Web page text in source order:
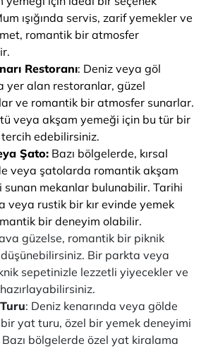
ışığında servis, zarif yemekler ve
romantik bir atmosfer
Restoranı: Deniz veya göl
yer alan restoranlar, güzel
ve romantik bir atmosfer sunarlar.
veya akşam yemeği için bu tür bir
tercih edebilirsiniz.
Şato: Bazı bölgelerde, kırsal
veya şatolarda romantik akşam
sunan mekanlar bulunabilir. Tarihi
veya rustik bir kır evinde yemek
bir deneyim olabilir.
güzelse, romantik bir piknik
Bir parkta veya
sepetinizle lezzetli yiyecekler ve
: Deniz kenarında veya gölde
yat turu, özel bir yemek deneyimi
bölgelerde özel yat kiralama